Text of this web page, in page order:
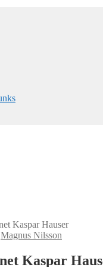
Kaspar Hauser
Magnus Nilsson
Kaspar